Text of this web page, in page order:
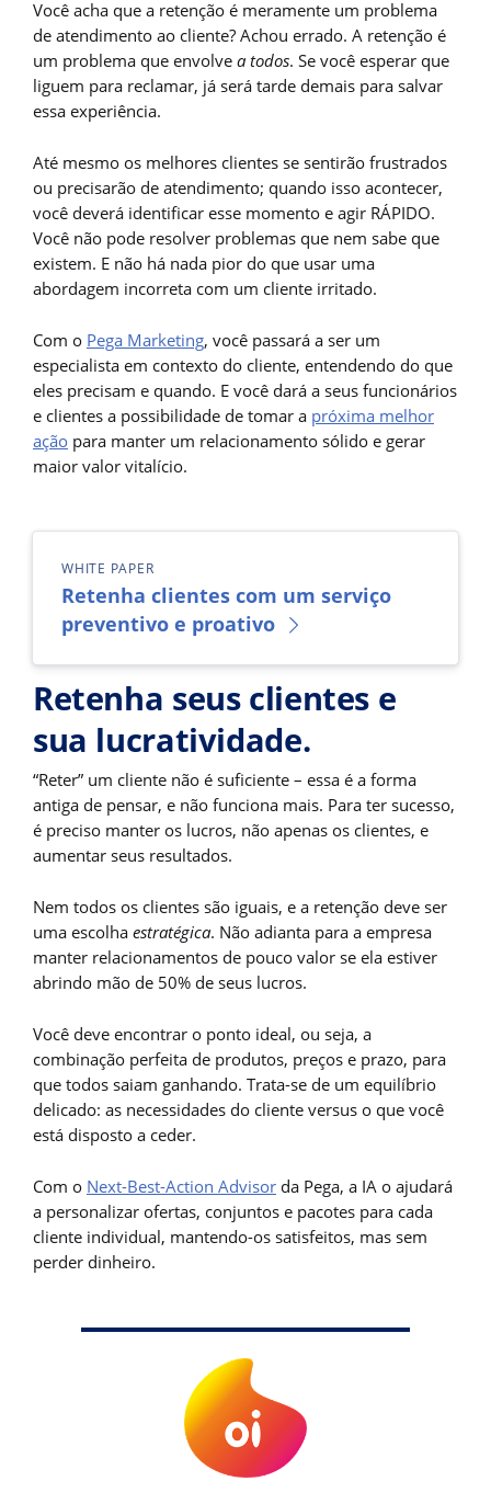
Você acha que a retenção é meramente um problema
de atendimento ao cliente? Achou errado. A retenção é
um problema que envolve a todos. Se você esperar que
liguem para reclamar, já será tarde demais para salvar
essa experiência.
Até mesmo os melhores clientes se sentirão frustrados
ou precisarão de atendimento; quando isso acontecer,
você deverá identificar esse momento e agir RÁPIDO.
Você não pode resolver problemas que nem sabe que
existem. E não há nada pior do que usar uma
abordagem incorreta com um cliente irritado.
Com o Pega Marketing, você passará a ser um
especialista em contexto do cliente, entendendo do que
eles precisam e quando. E você dará a seus funcionários
e clientes a possibilidade de tomar a próxima melhor
açãopara manter um relacionamento sólido e gerar
maior valor vitalício.
WHITE PAPER
Retenha clientes com um serviço
preventivo e proativo
Retenha seus clientes e
sua lucratividade.
“Reter” um cliente não é suficiente – essa é a forma
antiga de pensar, e não funciona mais. Para ter sucesso,
é preciso manter os lucros, não apenas os clientes, e
aumentar seus resultados.
Nem todos os clientes são iguais, e a retenção deve ser
uma escolha estratégica. Não adianta para a empresa
manter relacionamentos de pouco valor se ela estiver
abrindo mão de 50% de seus lucros.
Você deve encontrar o ponto ideal, ou seja, a
combinação perfeita de produtos, preços e prazo, para
que todos saiam ganhando. Trata-se de um equilíbrio
delicado: as necessidades do cliente versus o que você
está disposto a ceder.
Com o Next-Best-Action Advisorda Pega, a IA o ajudará
a personalizar ofertas, conjuntos e pacotes para cada
cliente individual, mantendo-os satisfeitos, mas sem
perder dinheiro.